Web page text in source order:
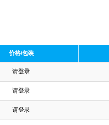
价格/包装
请登录
请登录
请登录